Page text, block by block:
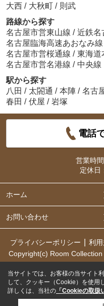
大西 / 大秋町 / 則武
路線から探す
名古屋市営東山線 / 近鉄名
名古屋臨海高速あおなみ線
名古屋市営桜通線 / 東海道
名古屋市営名港線 / 中央線
駅から探す
八田 / 太閤通 / 本陣 / 名古
春田 / 伏屋 / 岩塚
電話
営業時間
定休日
ホーム
お問い合わせ
プライバシーポリシー 利
Copyright(c) Room
当サイトでは、お客様の当サイト
して、クッキー（Cookie）を使用
詳しくは、当社の 「Cookieの取扱